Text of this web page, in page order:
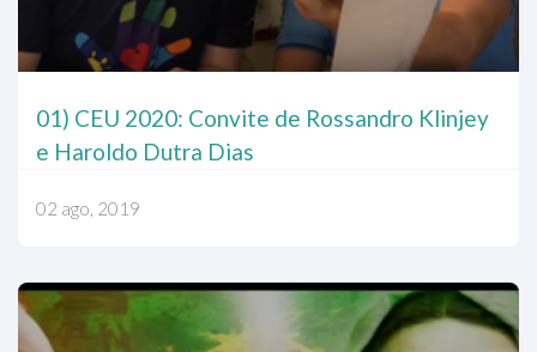
01) CEU 2020: Convite de Rossandro Klinjey
e Haroldo Dutra Dias
02 ago, 2019